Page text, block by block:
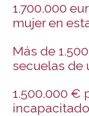
1.700.000
mujer en
Más de
secuelas de
1.500.000 €